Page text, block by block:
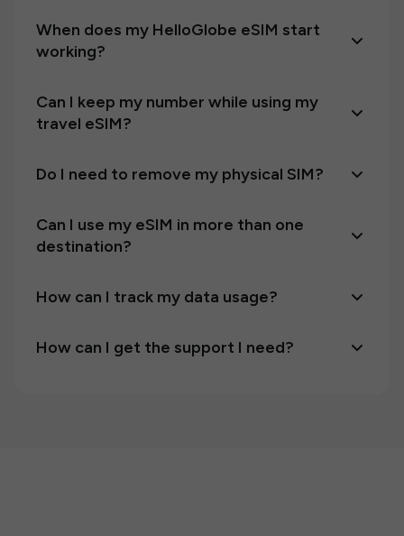
When does my HelloGlobe eSIM start
working?
Can I keep my number while using my
travel eSIM?
Do I need to remove my physical SIM?
Can I use my eSIM in more than one
destination?
How can I track my data usage?
How can I get the support I need?